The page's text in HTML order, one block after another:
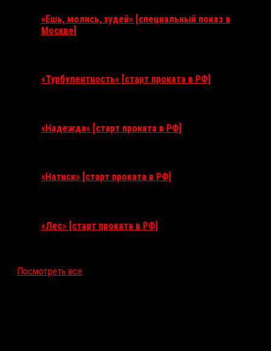
«Ешь, молись, худей» [специальный показ в
Москве]
«Турбулентность» [старт проката в РФ]
«Надежда» [старт проката в РФ]
«Натиск» [старт проката в РФ]
«Лес» [старт проката в РФ]
Посмотреть все